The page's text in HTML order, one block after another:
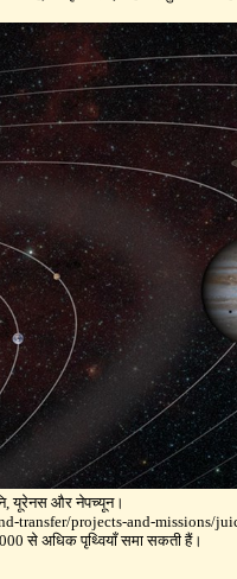
यूरेनस और नेपच्यून।
transfer/projects-and-missions/
से अधिक पृथ्वियाँ समा सकती हैं।